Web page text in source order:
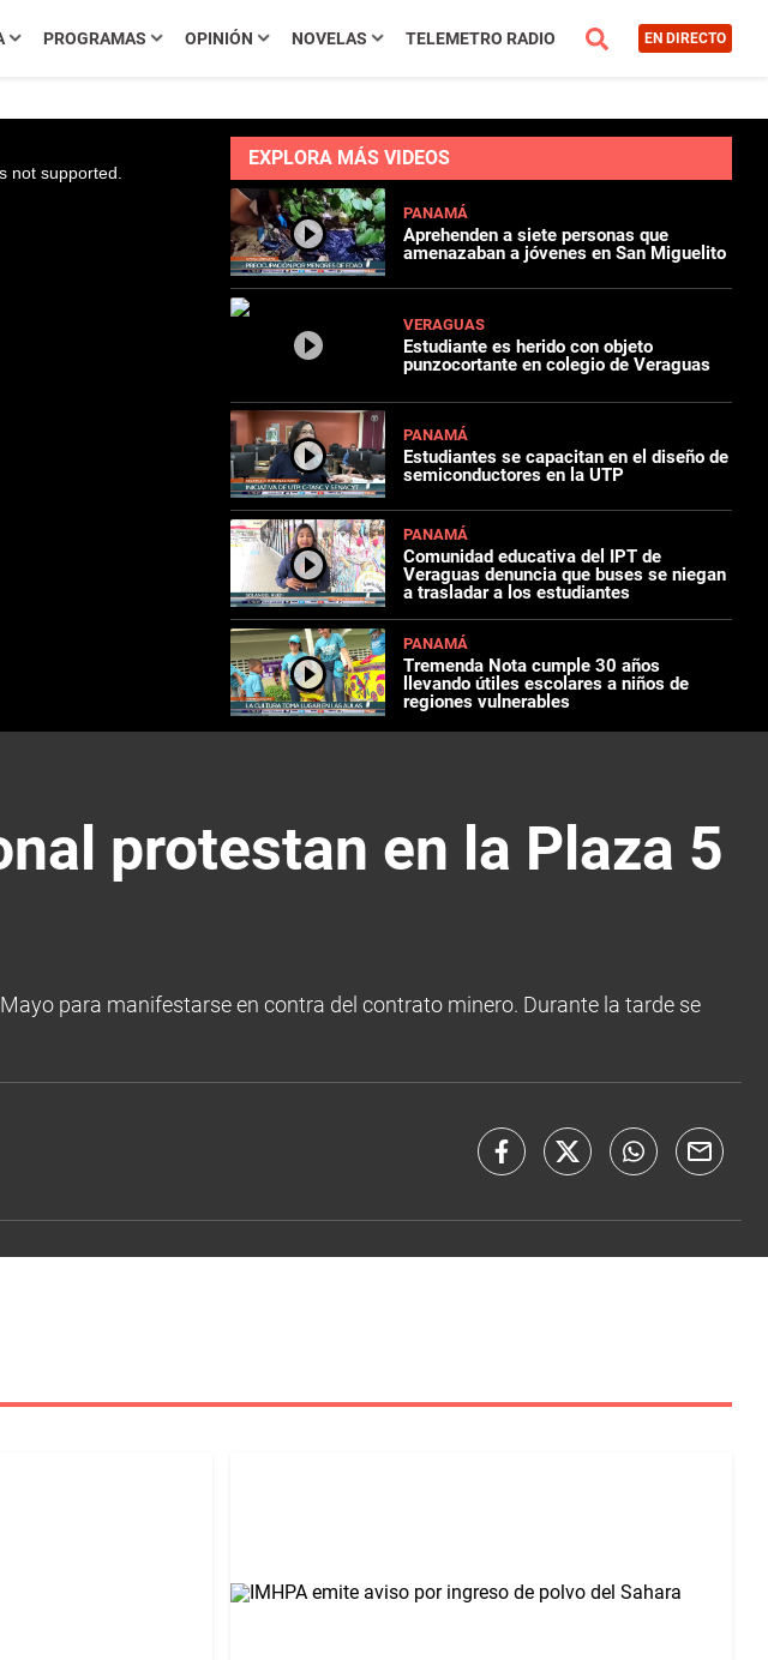
PROGRAMAS OPINIÓN NOVELAS TELEMETRO RADIO EN DIRECTO
not supported.
EXPLORA MÁS VIDEOS
PANAMÁ
Aprehenden a siete personas que
amenazaban a jóvenes en San Miguelito
VERAGUAS
Estudiante es herido con objeto
punzocortante en colegio de Veraguas
PANAMÁ
Estudiantes se capacitan en el diseño de
semiconductores en la UTP
PANAMÁ
Comunidad educativa del IPT de
Veraguas denuncia que buses se niegan
a trasladar a los estudiantes
PANAMÁ
Tremenda Nota cumple 30 años
llevando útiles escolares a niños de
regiones vulnerables
protestan en la Plaza 5
para manifestarse en contra del contrato minero. Durante la tarde se